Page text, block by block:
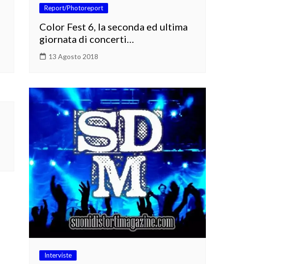
Report/Photoreport
Color Fest 6, la seconda ed ultima
giornata di concerti…
13 Agosto 2018
Interviste